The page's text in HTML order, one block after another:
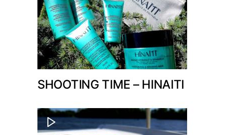
SHOOTING TIME – HINAITI